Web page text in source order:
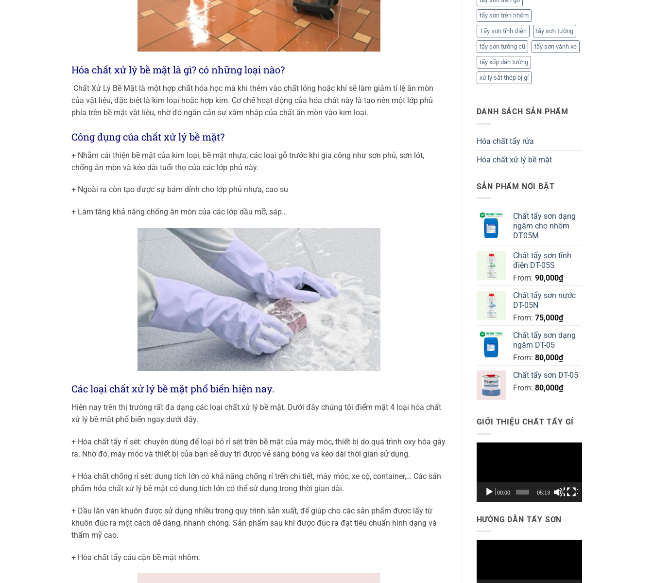
Hóa chất xử lý bề mặt là gì? có những loại nào?
Chất Xử Lý Bề Mặt là một hợp chất hóa học mà khi thêm vào chất lỏng hoặc khí sẽ làm giảm tỉ lệ ăn mòn
của vật liệu, đặc biệt là kim loại hoặc hợp kim. Cơ chế hoạt động của hóa chất này là tạo nên một lớp phủ
phía trên bề mặt vật liệu, nhờ đó ngăn cản sự xâm nhập của chất ăn mòn vào kim loại.
Công dụng của chất xử lý bề mặt?
+ Nhằm cải thiện bề mặt của kim loại, bề mặt nhựa, các loại gỗ trước khi gia công như sơn phủ, sơn lót,
chống ăn mòn và kéo dài tuổi thọ của các lớp phủ này.
+ Ngoài ra còn tạo được sự bám dính cho lớp phủ nhựa, cao su
+ Làm tăng khả năng chống ăn mòn của các lớp dầu mỡ, sáp…
Các loại chất xử lý bề mặt phổ biến hiện nay.
Hiện nay trên thị trường rất đa dạng các loại chất xử lý bề mặt. Dưới đây chúng tôi điểm mặt 4 loại hóa chất
xử lý bề mặt phổ biến ngay dưới đây.
+ Hóa chất tẩy rỉ sét: chuyên dùng để loại bỏ rỉ sét trên bề mặt của máy móc, thiết bị do quá trình oxy hóa gây
ra. Nhờ đó, máy móc và thiết bị của bạn sẽ duy trì được vẻ sáng bóng và kéo dài thời gian sử dụng.
+ Hóa chất chống rỉ sét: dung tích lớn có khả năng chống rỉ trên chi tiết, máy móc, xe cộ, container,… Các sản
phẩm hóa chất xử lý bề mặt có dung tích lớn có thể sử dụng trong thời gian dài.
+ Dầu lăn ván khuôn được sử dụng nhiều trong quy trình sản xuất, để giúp cho các sản phẩm được lấy từ
khuôn đúc ra một cách dễ dàng, nhanh chóng. Sản phẩm sau khi được đúc ra đạt tiêu chuẩn hình dạng và
thẩm mỹ cao.
+ Hóa chất tẩy cáu cặn bề mặt nhôm.
tẩy sơn trên nhôm
Tẩy sơn tĩnh điện tẩy sơn tường
tẩy sơn tường cũ tẩy sơn vành xe
tẩy xốp dán tường
xử lý sắt thép bị gỉ
DANH SÁCH SẢN PHẨM
Hóa chất tẩy rửa
Hóa chất xử lý bề mặt
SẢN PHẨM NỔI BẬT
Chất tẩy sơn dạng
ngâm cho nhôm
DT05M
Chất tẩy sơn tĩnh
điện DT-05S
From: 90,000₫
Chất tẩy sơn nước
DT-05N
From: 75,000₫
Chất tẩy sơn dạng
ngâm DT-05
From: 80,000₫
Chất tẩy sơn DT-05
From: 80,000₫
GIỚI THIỆU CHẤT TẨY GỈ
00:00 05:13
HƯỚNG DẪN TẨY SƠN